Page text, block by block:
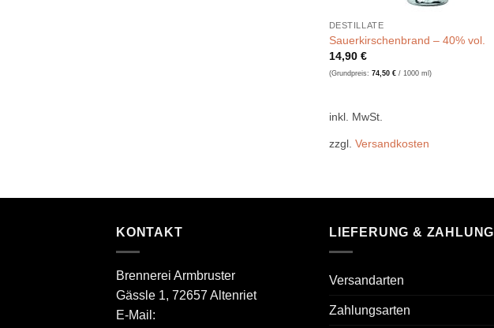
DESTILLATE
Sauerkirschenbrand – 40% vol.
14,90 €
(Grundpreis: 74,50 €/ 1000 ml )
inkl. MwSt.
zzgl. Versandkosten
KONTAKT
Brennerei Armbruster
Gässle 1, 72657 Altenriet
E-Mail:
LIEFERUNG & ZAHLUNG
Versandarten
Zahlungsarten